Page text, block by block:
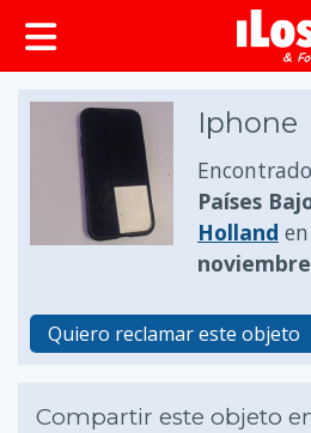
Iphone
Países
Holland en
Quiero reclamar este objeto
Compartir este objeto